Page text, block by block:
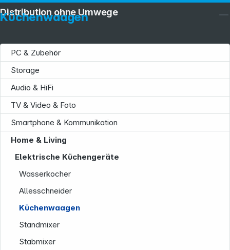
Küchenwaagen
PC & Zubehör
Storage
Audio & HiFi
TV & Video & Foto
Smartphone & Kommunikation
Home & Living
Elektrische Küchengeräte
Wasserkocher
Allesschneider
Küchenwaagen
Standmixer
Stabmixer
Distribution ohne Umwege